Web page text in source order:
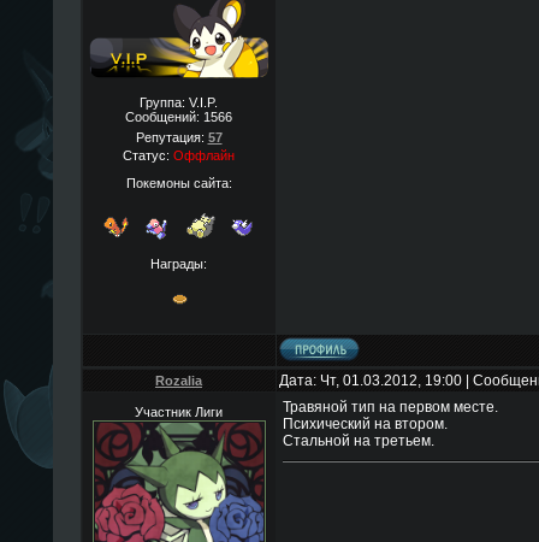
Группа: V.I.P.
Сообщений: 1566
Репутация: 57
Статус: Оффлайн
Покемоны сайта:
Награды:
Rozalia Дата: Чт, 01.03.2012, 19:00 |
Участник Лиги
Травяной тип на первом месте.
Психический на втором.
Стальной на третьем.